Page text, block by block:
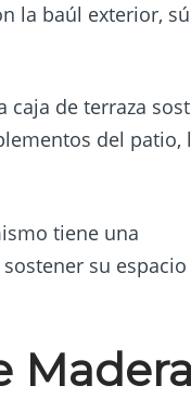
la baúl exterior,
caja de terraza
del patio,
tiene una
su espacio
Madera